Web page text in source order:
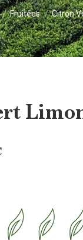
Fruitées Citron
5.45 €